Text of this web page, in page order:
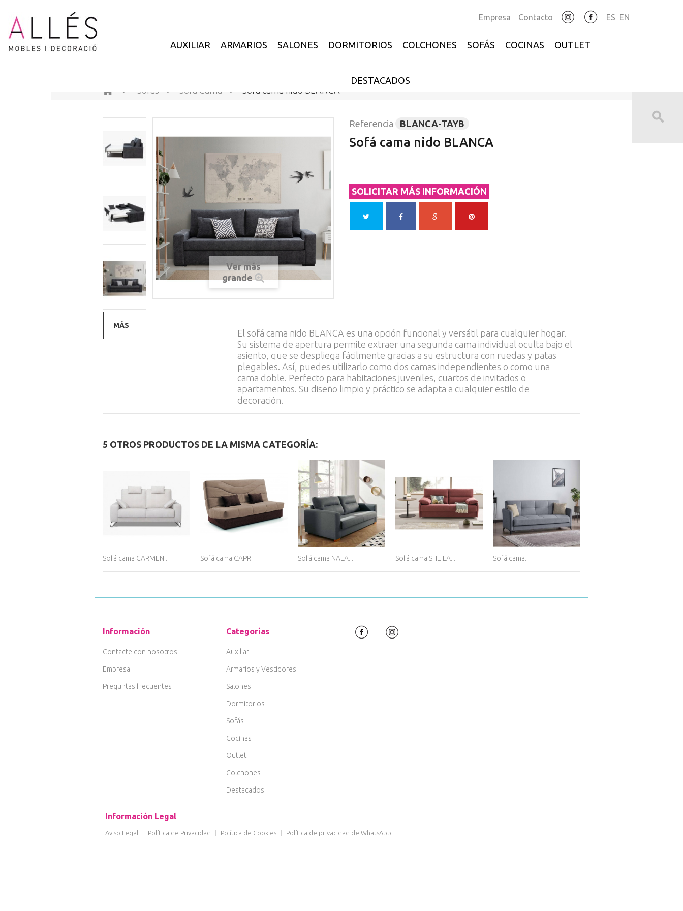
ES EN
Contacto
Empresa
AUXILIAR ARMARIOS SALONES DORMITORIOS COLCHONES SOFÁS COCINAS OUTLET
DESTACADOS
>
Sofás > Sofá Cama > Sofá cama nido BLANCA
Ver más
grande
Referencia BLANCA-TAYB
Sofá cama nido BLANCA
SOLICITAR MÁS INFORMACIÓN
MÁS
El sofá cama nido BLANCA es una opción funcional y versátil para cualquier hogar.
Su sistema de apertura permite extraer una segunda cama individual oculta bajo el
asiento, que se despliega fácilmente gracias a su estructura con ruedas y patas
plegables. Así, puedes utilizarlo como dos camas independientes o como una
cama doble. Perfecto para habitaciones juveniles, cuartos de invitados o
apartamentos. Su diseño limpio y práctico se adapta a cualquier estilo de
decoración.
5 OTROS PRODUCTOS DE LA MISMA CATEGORÍA:
Sofá cama CARMEN... Sofá cama CAPRI Sofá cama NALA... Sofá cama SHEILA... Sofá cama...
Información
Contacte con nosotros
Empresa
Preguntas frecuentes
Categorías
Auxiliar
Armarios y Vestidores
Salones
Dormitorios
Sofás
Cocinas
Outlet
Colchones
Destacados
Información Legal
Aviso Legal Política de Privacidad Política de Cookies Política de privacidad de WhatsApp